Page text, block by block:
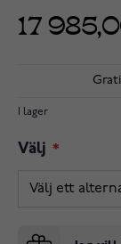
17
I lager
Välj